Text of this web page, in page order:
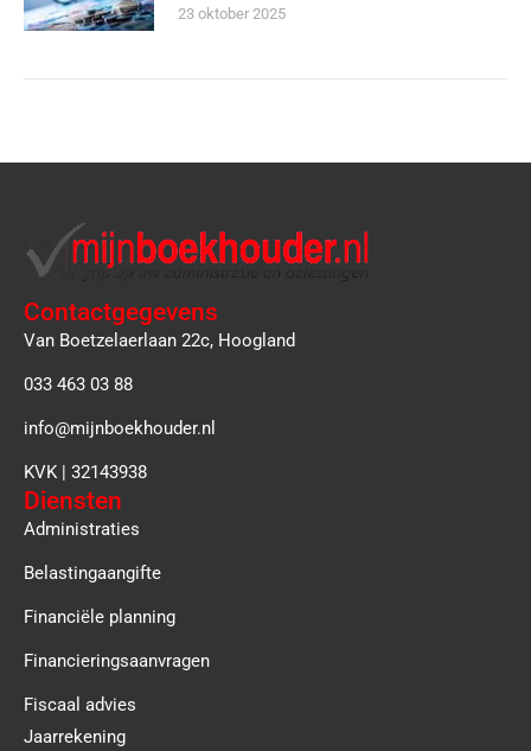
23 oktober 2025
Contactgegevens
Van Boetzelaerlaan 22c, Hoogland
033 463 03 88
info@mijnboekhouder.nl
KVK | 32143938
Diensten
Administraties
Belastingaangifte
Financiële planning
Financieringsaanvragen
Fiscaal advies
Jaarrekening